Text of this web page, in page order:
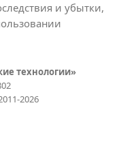
и убытки,
технологии»
2026